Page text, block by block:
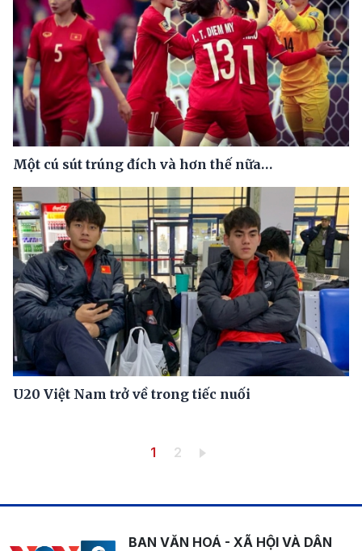
Một cú sút trúng đích và hơn thế nữa…
U20 Việt Nam trở về trong tiếc nuối
Trang hiện thời
1 Trang
2
BAN VĂN HOÁ - XÃ HỘI VÀ DÂN